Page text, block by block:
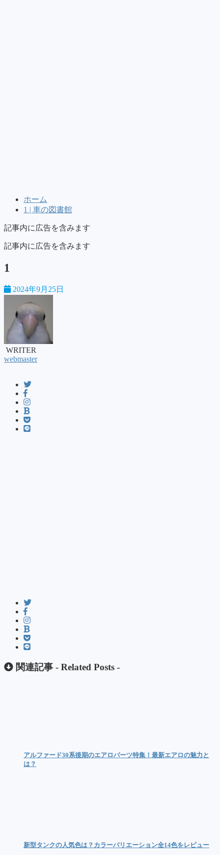
ホーム
1 | 車の図書館
記事内に広告を含みます
記事内に広告を含みます
1
2024年9月25日
WRITER
webmaster
関連記事 - Related Posts -
アルファード30系後期のエアロパーツ特集！最新エアロの魅力と
は？
新型タンクの人気色は？カラーバリエーション全14色をレビュー